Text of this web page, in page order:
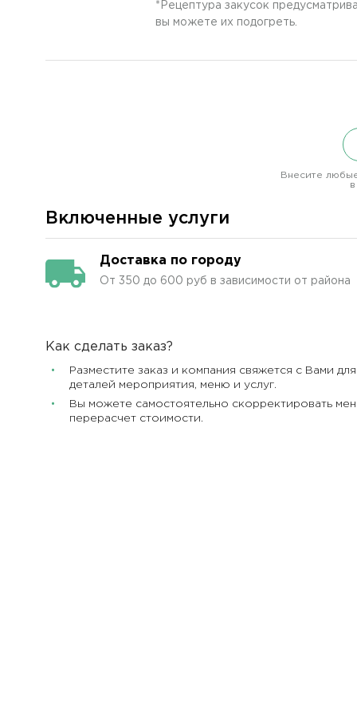
*Рецептура закусок
вы можете их подогреть.
Внесите
Включенные услуги
Доставка по городу
От 350 до 600 руб в зависимости от района
Как сделать заказ?
Разместите заказ и компания свяжется с Вами
деталей мероприятия, меню и услуг.
Вы можете самостоятельно скорректировать
перерасчет стоимости.